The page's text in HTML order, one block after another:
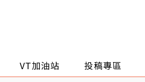
VT加油站 投稿專區